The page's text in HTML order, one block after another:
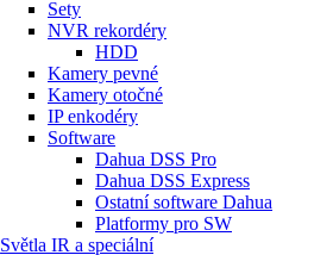
Sety
NVR rekordéry
HDD
Kamery pevné
Kamery otočné
IP enkodéry
Software
Dahua DSS Pro
Dahua DSS Express
Ostatní software Dahua
Platformy pro SW
Světla IR a speciální